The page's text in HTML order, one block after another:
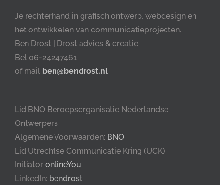
Je rechterhand in grafisch ontwerp, webdesign en
het ontwikkelen van communicatieprojecten.
Ben Drost | Drost advies & creatie
Bel 06-24247461
of mail ben@bendrost.nl
Lid BNO Beroepsorganisatie Nederlandse
Ontwerpers
Algemene Voorwaarden: BNO
Lid Utrechtse Communicatie Kring (UCK)
Initiator onlineYou
LinkedIn: bendrost